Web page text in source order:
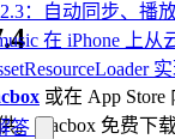
2.3：自动同步、播
在 iPhone 上从
答
或在 App Store
。Flacbox 免费下